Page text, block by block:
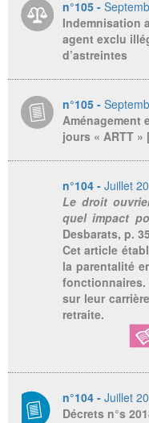
n°105 -
Indemnisation
agent exclu
d’astreintes
n°105 -
Aménagement
jours « ARTT »
n°104 - Juillet
Le droit
quel impact
Desbarats, p.
Cet article
la parentalité
sur leur
retraite.
n°104 - Juillet
Décrets n°s